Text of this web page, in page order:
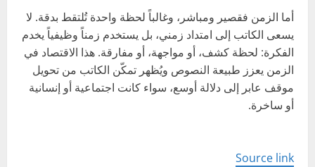
أما الزمن فقصير ومباشر، وغالباً لحظة واحدة تُلتقط بدقة. لا
يسعى الكاتب إلى امتداد زمني، بل يستخدم زمناً وظيفياً يخدم
الفكرة: لحظة كشف، أو مواجهة، أو مفارقة. هذا الاقتصاد في
الزمن يعزز طبيعة النصوص ويُظهر تمكّن الكاتب من تحويل
موقف عابر إلى دلالة أوسع، سواء كانت اجتماعية أو إنسانية
أو ساخرة.
Source link